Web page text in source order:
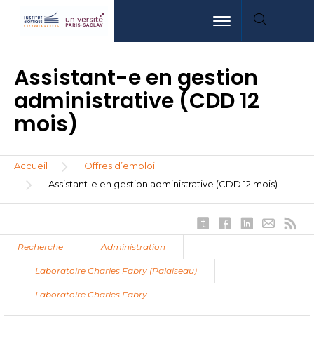
contenu
menu
la
Toggle navigation
Assistant-e en gestion
administrative (CDD 12
mois)
Fil
d'Ariane
Accueil
Offres d’emploi
Assistant-e en gestion administrative (CDD 12 mois)
Recherche Administration
Laboratoire Charles Fabry (Palaiseau)
Laboratoire Charles Fabry